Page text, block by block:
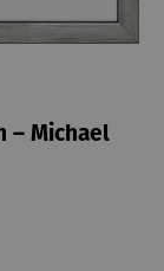
– Michael